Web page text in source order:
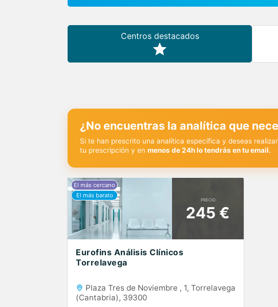
Centros destacados
¿No encuentras la analítica que
Si te han prescrito una analítica específica y deseas
tu prescripción y en menos de 24h lo tendrás en tu email.
PRECIO
245 €
Eurofins Análisis Clínicos
Torrelavega
Plaza Tres de Noviembre , 1, Torrelavega
(Cantabria), 39300